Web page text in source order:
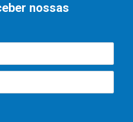
nossas